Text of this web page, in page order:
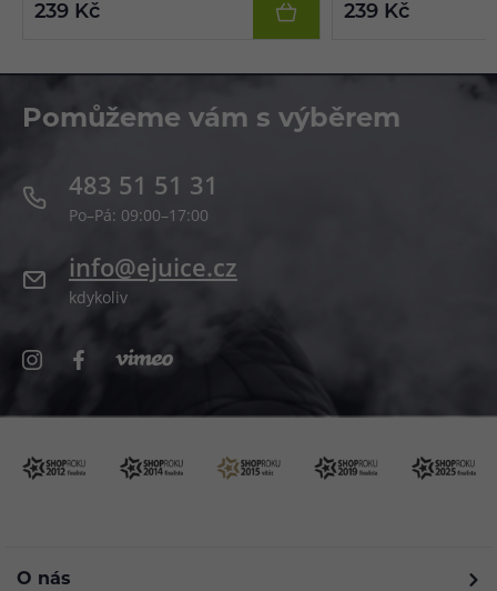
Vše je potom v závěru doplněno o chladivý
239 Kč
plátků citronu.
239 Kč
Pomůžeme vám s výběrem
483 51 51 31
Po–Pá: 09:00–17:00
info@ejuice.cz
kdykoliv
O nás